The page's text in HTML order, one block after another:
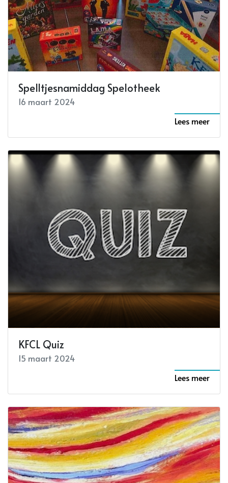
Spelltjesnamiddag Spelotheek
16 maart 2024
Lees meer
KFCL Quiz
15 maart 2024
Lees meer